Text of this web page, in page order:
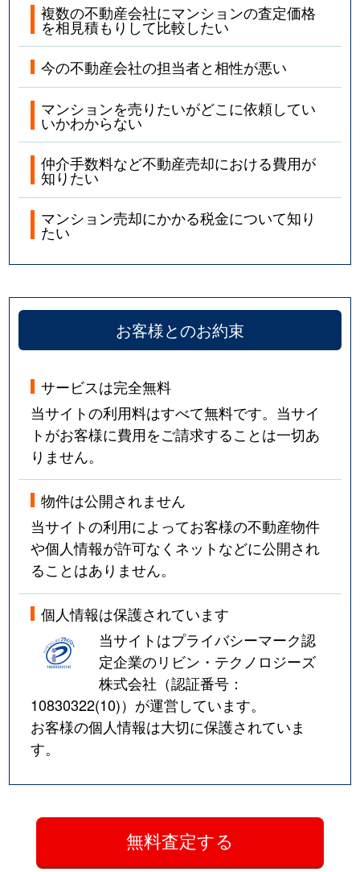
複数の不動産会社にマンションの査定価格
を相見積もりして比較したい
今の不動産会社の担当者と相性が悪い
マンションを売りたいがどこに依頼してい
いかわからない
仲介手数料など不動産売却における費用が
知りたい
マンション売却にかかる税金について知り
たい
お客様とのお約束
サービスは完全無料
当サイトの利用料はすべて無料です。当サイ
トがお客様に費用をご請求することは一切あ
りません。
物件は公開されません
当サイトの利用によってお客様の不動産物件
や個人情報が許可なくネットなどに公開され
ることはありません。
個人情報は保護されています
当サイトはプライバシーマーク認
定企業のリビン・テクノロジーズ
株式会社（認証番号：
10830322(10)）が運営しています。
お客様の個人情報は大切に保護されていま
す。